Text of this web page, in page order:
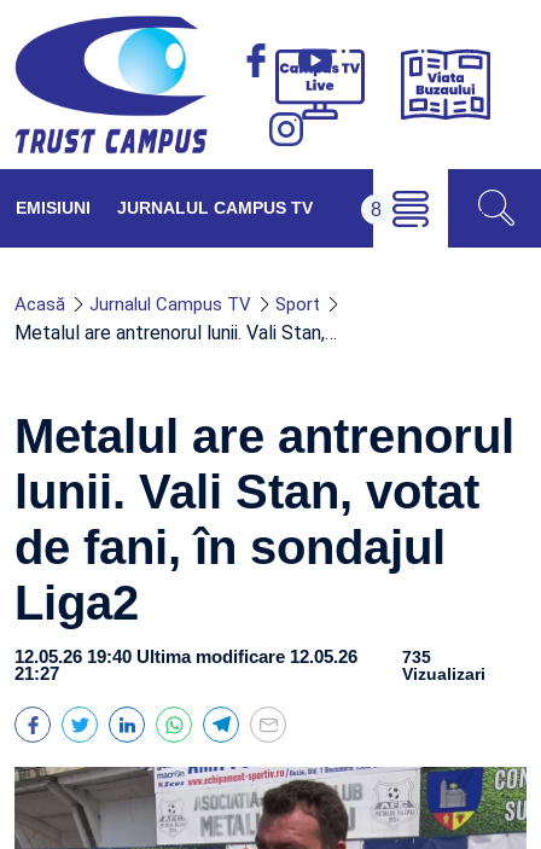
Campus
Viața
EMISIUNI JURNALUL CAMPUS TV
Acasă Jurnalul Campus TV Sport
Metalul are antrenorul lunii. Vali Stan,…
Metalul are antrenorul
lunii. Vali Stan, votat
de fani, în sondajul
Liga2
12.05.26 19:40 Ultima modificare 12.05.26
21:27
735
Vizualizari